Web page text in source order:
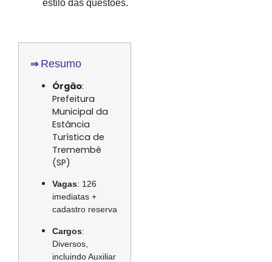
estilo das questões.
⇒ Resumo
Órgão:
Prefeitura
Municipal da
Estância
Turística de
Tremembé
(SP)
Vagas: 126
imediatas +
cadastro reserva
Cargos:
Diversos,
incluindo Auxiliar